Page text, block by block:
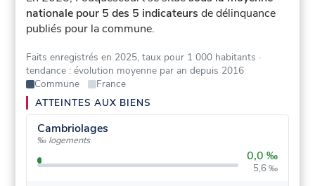
nationale pour 5 des 5 indicateurs de délinquance
publiés pour la commune.
Faits enregistrés en 2025, taux pour 1 000 habitants ·
tendance : évolution moyenne par an depuis 2016
Commune
France
ATTEINTES AUX BIENS
Cambriolages
‰ logements
0,0 ‰
5,6 ‰